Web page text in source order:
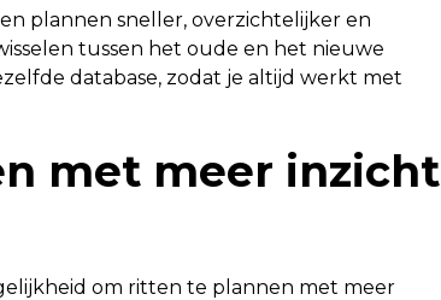
plannen sneller, overzichtelijker en
tussen het oude en het nieuwe
database, zodat je altijd werkt met
met meer inzicht
om ritten te plannen met meer